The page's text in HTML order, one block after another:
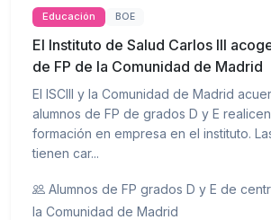
Educación BOE
El Instituto de Salud Carlos III
de FP de la Comunidad de Madrid
El ISCIII y la Comunidad de Madrid
alumnos de FP de grados D y E
formación en empresa en el instituto.
tienen car...
Alumnos de FP grados D y E de
la Comunidad de Madrid